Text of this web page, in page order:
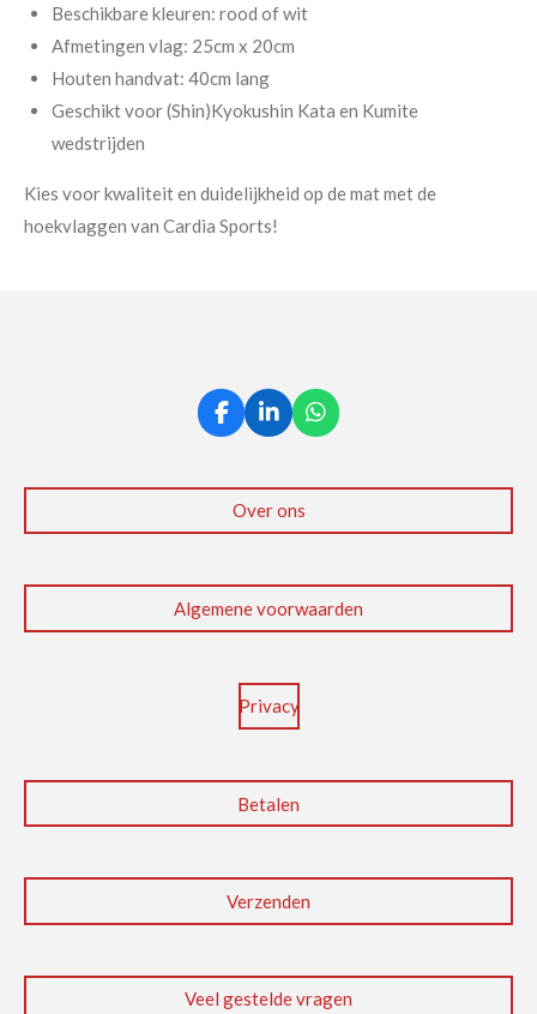
Beschikbare kleuren: rood of wit
Afmetingen vlag: 25cm x 20cm
Houten handvat: 40cm lang
Geschikt voor (Shin)Kyokushin Kata en Kumite
wedstrijden
Kies voor kwaliteit en duidelijkheid op de mat met de
hoekvlaggen van Cardia Sports!
F
a
e
o
L
i
k
e
d
W
h
t
A
Over ons
Algemene voorwaarden
Privacy
Betalen
Verzenden
Veel gestelde vragen